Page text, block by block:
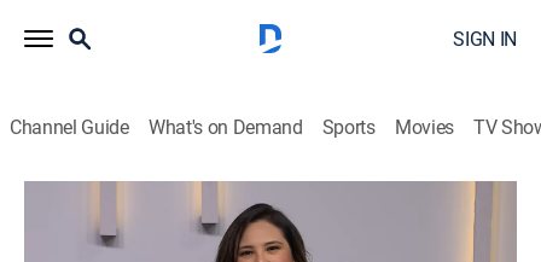
SIGN IN
Channel Guide What's on Demand Sports Movies TV
Diálogos en confianza
Diálogos en confianza